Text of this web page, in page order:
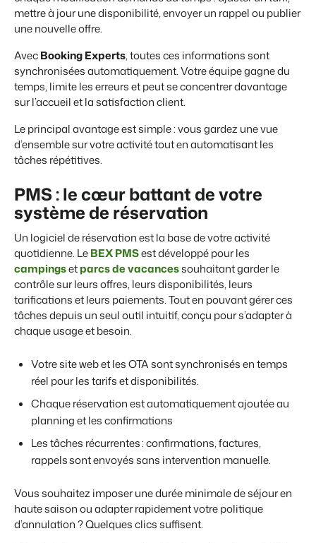
Marketing en ligne
performance
Marketing Immobilier
Votre projet est vendu en un rien de temps
Booking Analytics
Solution reporting Premium
Présentation de Booking Experts
Découvrez les possibilités infinies de la plateforme Booking
Experts
Pour les Parcs de Vacances
Découvrez les avantages de Booking Experts pour un parc
de vacances
Découvrez les avantages de Booking Experts pour un
groupe
Service client
Emplois / Carrièrres
Trouvez votre nouveau job de rêve !
Contact
Contactez nous.
Découvrez les personnes derrière de Booking Experts
mettre à jour une disponibilité, envoyer un rappel ou publier
une nouvelle offre.
AvecBooking Experts, toutes ces informations sont
synchronisées automatiquement. Votre équipe gagne du
temps, limite les erreurs et peut se concentrer davantage
sur l’accueil et la satisfaction client.
Le principal avantage est simple : vous gardez une vue
d’ensemble sur votre activité tout en automatisant les
tâches répétitives.
PMS : le cœur battant de votre
système de réservation
Un logiciel de réservation est la base de votre activité
quotidienne. LeBEX PMSest développé pour les
campingsetparcs de vacancessouhaitant garder le
contrôle sur leurs offres, leurs disponibilités, leurs
tarifications et leurs paiements. Tout en pouvant gérer ces
tâches depuis un seul outil intuitif, conçu pour s’adapter à
chaque usage et besoin.
Votre site web et les OTA sont synchronisés en temps
réel pour les tarifs et disponibilités.
Chaque réservation est automatiquement ajoutée au
planning et les confirmations
Les tâches récurrentes : confirmations, factures,
rappels sont envoyés sans intervention manuelle.
Vous souhaitez imposer une durée minimale de séjour en
haute saison ou adapter rapidement votre politique
d’annulation ? Quelques clics suffisent.